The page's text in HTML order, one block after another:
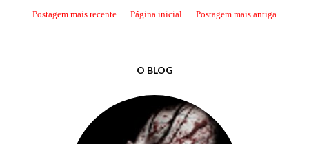
Postagem mais recente Postagem mais antiga
Página inicial
O BLOG